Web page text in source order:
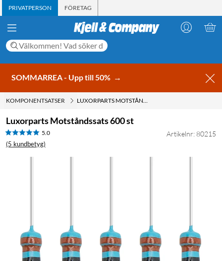
PRIVATPERSON FÖRETAG
SOMMARREA - Upp till 50% →
KOMPONENTSATSER LUXORPARTS MOTSTÅNDSSATS 600 ST
Luxorparts Motståndssats 600 st
5.0
(5 kundbetyg)
Artikelnr: 80215